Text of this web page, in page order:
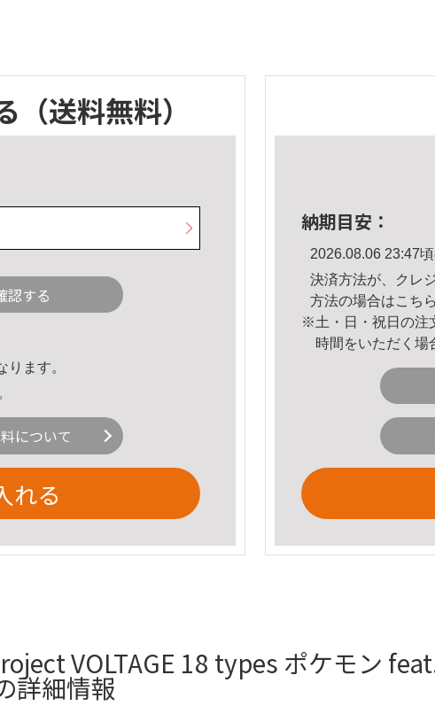
（送料無料）
認する
ます。
について
れる
納期目安：
2026.08.06 23:47
決済方法が、クレ
方法の場合はこちら
※土・日・祝日の注
時間をいただく場
VOLTAGE 18 types ポケモン
詳細情報